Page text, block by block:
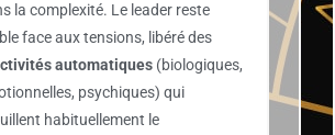
la complexité. Le leader reste
face aux tensions, libéré des
automatiques (biologiques,
psychiques) qui
habituellement le